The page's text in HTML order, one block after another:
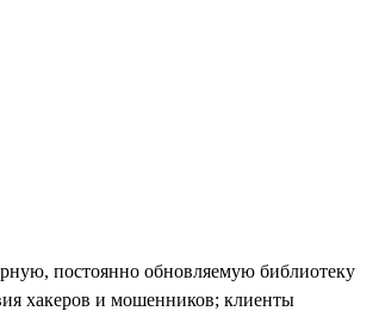
постоянно обновляемую библиотеку
хакеров и мошенников; клиенты